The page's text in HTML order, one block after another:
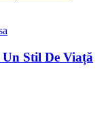
Stil De Viață